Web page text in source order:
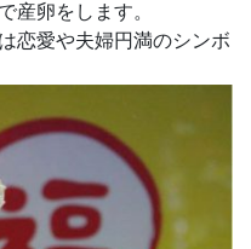
産卵をします。
恋愛や夫婦円満のシンボ